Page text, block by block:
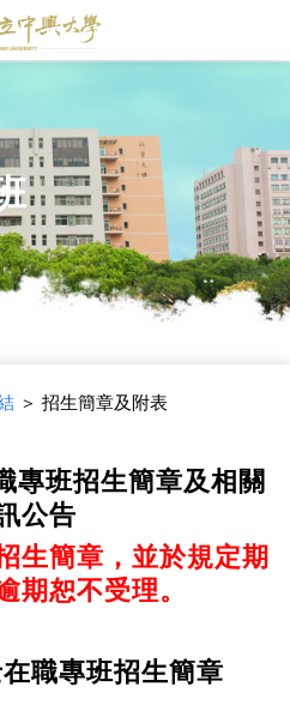
＞ 招生簡章及附表
專班招生簡章及相關
公告
生簡章，並於規定期
期恕不受理。
職專班招生簡章